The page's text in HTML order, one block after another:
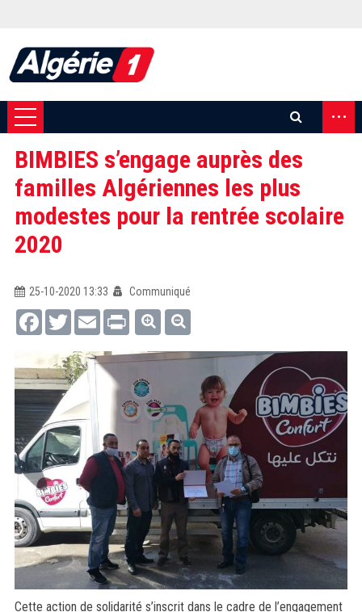
...
BIMBIES s’engage auprès des
familles Algériennes les plus
modestes pour la rentrée scolaire
2020
25-10-2020 13:33
Communiqué
FacebookTwitterEmail Print
Cette action de solidarité s’inscrit dans le cadre de l’engagement